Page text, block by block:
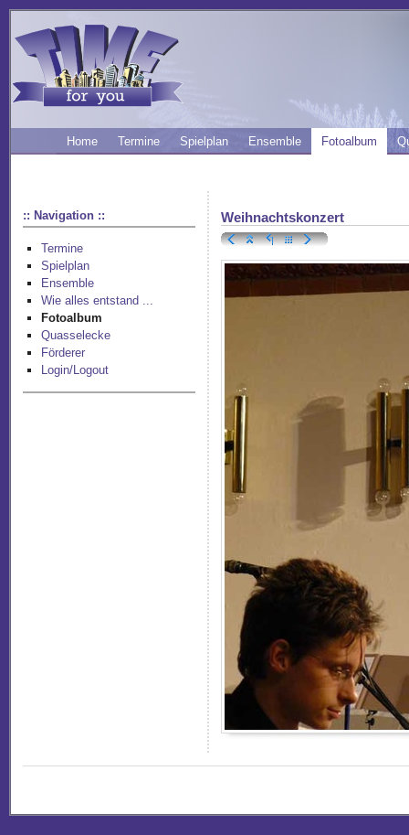
Home Termine Spielplan Ensemble Fotoalbum
:: Navigation ::
Termine
Spielplan
Ensemble
Wie alles entstand ...
Fotoalbum
Quasselecke
Förderer
Login/Logout
Weihnachtskonzert